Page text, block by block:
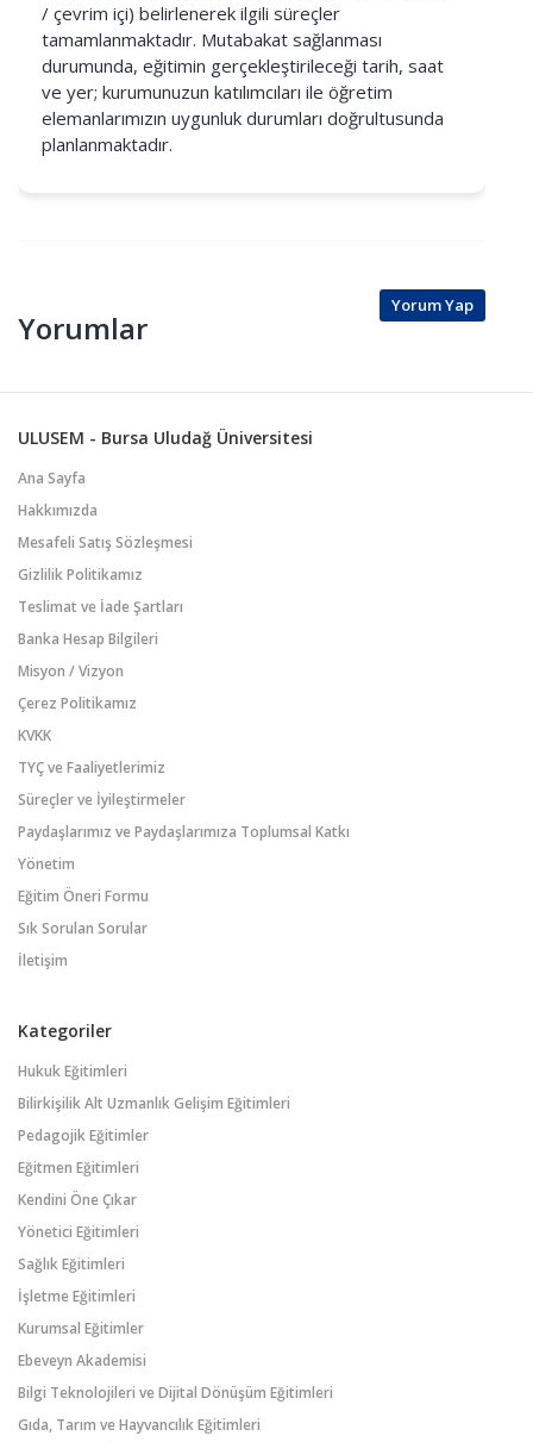
/ çevrim içi) belirlenerek ilgili süreçler
tamamlanmaktadır. Mutabakat sağlanması
durumunda, eğitimin gerçekleştirileceği tarih, saat
ve yer; kurumunuzun katılımcıları ile öğretim
elemanlarımızın uygunluk durumları doğrultusunda
planlanmaktadır.
Yorumlar
Yorum Yap
ULUSEM - Bursa Uludağ Üniversitesi
Ana Sayfa
Hakkımızda
Mesafeli Satış Sözleşmesi
Gizlilik Politikamız
Teslimat ve İade Şartları
Banka Hesap Bilgileri
Misyon / Vizyon
Çerez Politikamız
KVKK
TYÇ ve Faaliyetlerimiz
Süreçler ve İyileştirmeler
Paydaşlarımız ve Paydaşlarımıza Toplumsal Katkı
Yönetim
Eğitim Öneri Formu
Sık Sorulan Sorular
İletişim
Kategoriler
Hukuk Eğitimleri
Bilirkişilik Alt Uzmanlık Gelişim Eğitimleri
Pedagojik Eğitimler
Eğitmen Eğitimleri
Kendini Öne Çıkar
Yönetici Eğitimleri
Sağlık Eğitimleri
İşletme Eğitimleri
Kurumsal Eğitimler
Ebeveyn Akademisi
Bilgi Teknolojileri ve Dijital Dönüşüm Eğitimleri
Gıda, Tarım ve Hayvancılık Eğitimleri